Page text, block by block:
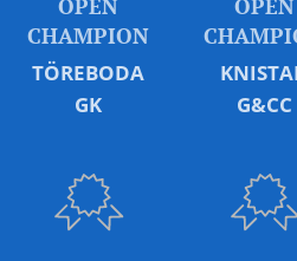
CHAMPION
TÖREBODA
GK
G&CC